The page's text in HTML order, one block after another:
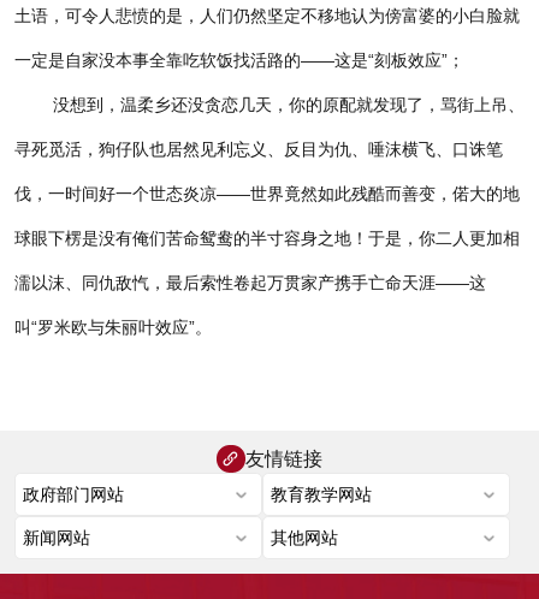
土语，可令人悲愤的是，人们仍然坚定不移地认为傍富婆的小白脸就
一定是自家没本事全靠吃软饭找活路的——这是“刻板效应”；
没想到，温柔乡还没贪恋几天，你的原配就发现了，骂街上吊、
寻死觅活，狗仔队也居然见利忘义、反目为仇、唾沫横飞、口诛笔
伐，一时间好一个世态炎凉——世界竟然如此残酷而善变，偌大的地
球眼下楞是没有俺们苦命鸳鸯的半寸容身之地！于是，你二人更加相
濡以沫、同仇敌忾，最后索性卷起万贯家产携手亡命天涯——这
叫“罗米欧与朱丽叶效应”。
友情链接